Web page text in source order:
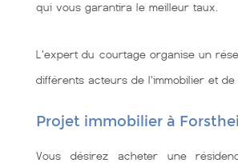
qui vous garantira le meilleur taux.
L'expert du courtage organise un
différents acteurs de l'immobilier et de
Projet immobilier à
Vous désirez acheter une